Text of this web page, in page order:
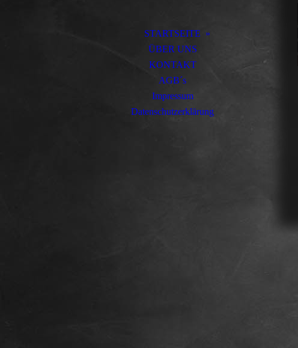
STARTSEITE
ÜBER UNS
KONTAKT
AGB´s
Impressum
Datenschutzerklärung